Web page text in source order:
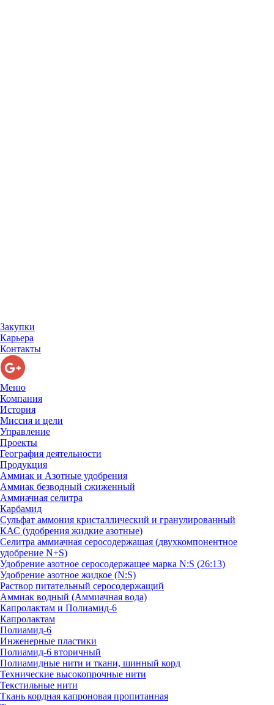
Закупки
Карьера
Контакты
Меню
Компания
История
Миссия и цели
Управление
Проекты
География деятельности
Продукция
Аммиак и Азотные удобрения
Аммиак безводный сжиженный
Аммиачная селитра
Карбамид
Сульфат аммония кристаллический и гранулированный
КАС (удобрения жидкие азотные)
Селитра аммиачная серосодержащая (двухкомпонентное
удобрение N+S)
Удобрение азотное серосодержащее марка N:S (26:13)
Удобрение азотное жидкое (N:S)
Раствор питательный серосодержащий
Аммиак водный (Аммиачная вода)
Капролактам и Полиамид-6
Капролактам
Полиамид-6
Инженерные пластики
Полиамид-6 вторичный
Полиамидные нити и ткани, шинный корд
Технические высокопрочные нити
Текстильные нити
Ткань кордная капроновая пропитанная